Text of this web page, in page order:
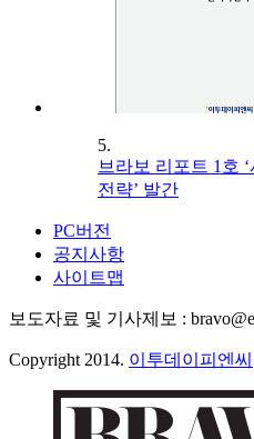
5.
브라보 리포트 1호
전략’ 발간
PC버전
공지사항
사이트맵
보도자료 및 기사제보 :
Copyright 2014. 이투데이피엔씨